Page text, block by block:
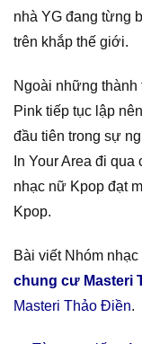
nhà YG đang từng
trên khắp thế giới.
Ngoài những thành
Pink tiếp tục lập
đầu tiên trong sự
In Your Area đi
nhạc nữ Kpop đạt
Kpop.
Bài viết Nhóm
chung cư Masteri
Masteri Thảo Điền.